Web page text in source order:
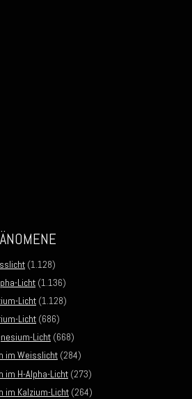
(1.128)
Licht (1.136)
Licht (1.128)
Licht (686)
Licht (668)
im Weisslicht (284)
im H-Alpha-Licht (273)
im Kalzium-Licht (264)